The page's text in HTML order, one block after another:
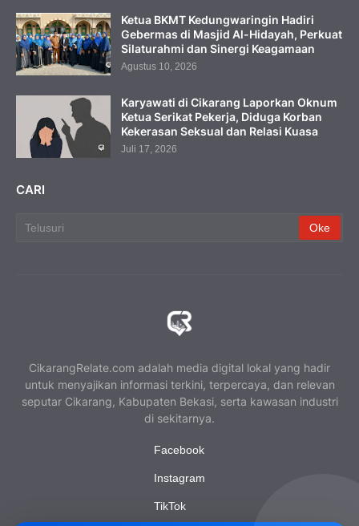
Ketua BKMT Kedungwaringin Hadiri
Gebermas di Masjid Al-Hidayah, Perkuat
Silaturahmi dan Sinergi Keagamaan
Agustus 10, 2026
Karyawati di Cikarang Laporkan Oknum
Ketua Serikat Pekerja, Diduga Korban
Kekerasan Seksual dan Relasi Kuasa
Juli 17, 2026
CARI
CikarangRelate.com adalah media digital lokal yang hadir
untuk menyajikan informasi terkini, terpercaya, dan relevan
seputar Cikarang, Kabupaten Bekasi, serta kawasan industri
di sekitarnya.
Facebook
Instagram
TikTok